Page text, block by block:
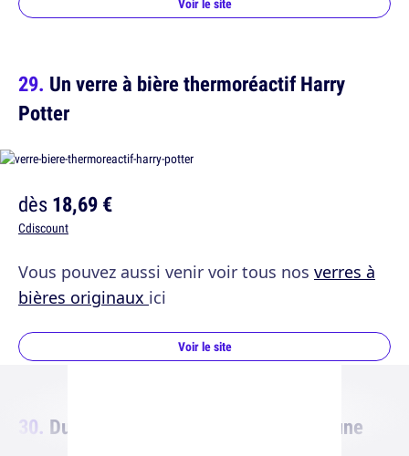
Voir le site
Un verre à bière thermoréactif Harry
Potter
dès18,69 €
Cdiscount
Vous pouvez aussi venir voir tous nos verres à
bières originaux ici
Voir le site
Du popcorn à la bière, pour passer une